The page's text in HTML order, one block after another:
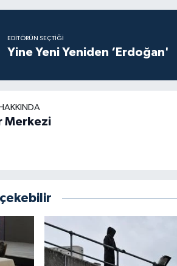
EDITÖRÜN SEÇTIĞI
Yine Yeni Yeniden ‘Erdoğan'
Merkezi